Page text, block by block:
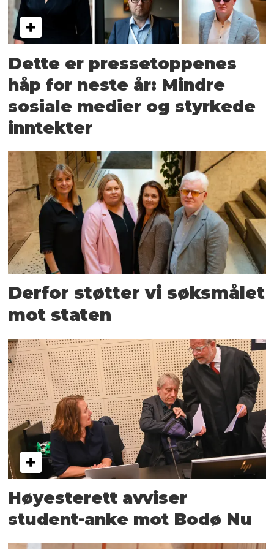
Dette er pressetoppenes
håp for neste år: Mindre
sosiale medier og styrkede
inntekter
Derfor støtter vi søksmålet
mot staten
Høyesterett avviser
student-anke mot Bodø Nu